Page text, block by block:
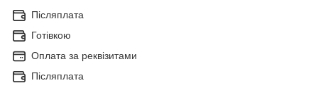
Післяплата
Готівкою
Оплата за реквізитами
Післяплата